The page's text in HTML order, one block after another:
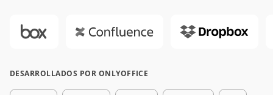
DESARROLLADOS POR ONLYOFFICE